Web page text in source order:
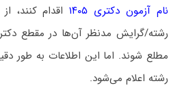
نام آزمون دکتری ۱۴۰۵
اقدام کنند،
رشته/گرایش مدنظر آن‌ها در مقطع
مطلع شوند. اما این اطلاعات به طور
رشته اعلام می‌شود.